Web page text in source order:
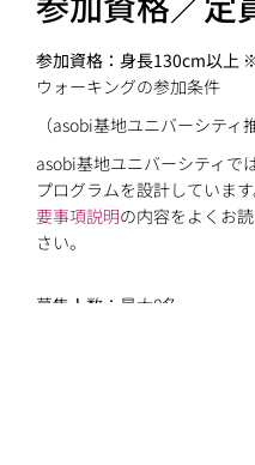
参加資格：身長130cm以上
ウォーキングの参加条件
（asobi基地ユニバーシティ
asobi基地ユニバーシティで
プログラムを設計していま
要事項説明の内容をよくお
さい。
募集人数：最大8名